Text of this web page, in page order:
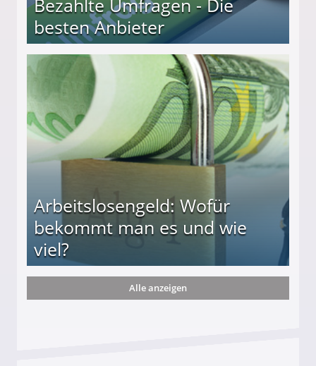
besten Anbieter
Arbeitslosengeld: Wofür
bekommt man es und wie
viel?
und wie viel?
Alle anzeigen